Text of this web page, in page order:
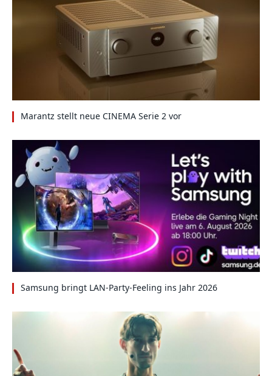
Marantz stellt neue CINEMA Serie 2 vor
Samsung bringt LAN-Party-Feeling ins Jahr 2026